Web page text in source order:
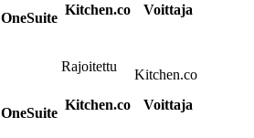
OneSuite
Kitchen.co
Voittaja
Rajoitettu
Kitchen.co
OneSuite
Kitchen.co
Voittaja